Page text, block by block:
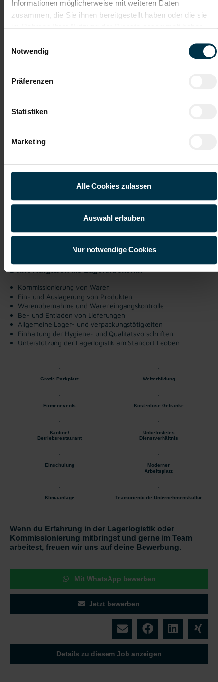
Informationen möglicherweise mit weiteren Daten
zusammen, die Sie ihnen bereitgestellt haben oder die sie
Notwendig
Präferenzen
Statistiken
Marketing
Alle Cookies zulassen
Auswahl erlauben
Nur notwendige Cookies
Mit WhatsApp bewerben
ab EUR 2.782,90
2-Schicht
Deine Aufgaben als Lagerarbeiter:in
Kommissionierung von Waren
Ein- und Auslagerung von Produkten
Warenübernahme und Wareneingangskontrolle
Be- und Entladen von Lieferungen
Allgemeine Lager- und Verpackungstätigkeiten
Einhaltung der Hygiene- und Qualitätsvorschriften
Unterstützung der Lagerlogistik am Standort Leoben
Gratis Parkplatz Weiterbildung
Firmenevents Kostenlose Getränke
Kantine/
Betriebsrestaurant
Unbefristetes
Dienstverhältnis
Einschulung
Moderner
Arbeitsplatz
Klimaanlage Teamorientierte Unternehmenskultur
Wenn du Erfahrung in der Lagerlogistik oder
Kommissionierung mitbringst und gerne im Team
arbeitest, freuen wir uns auf deine Bewerbung.
Mit WhatsApp bewerben
Jetzt bewerben
Details zu diesem Job anzeigen